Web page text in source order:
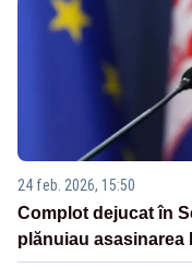
24 feb. 2026, 15:50
Complot dejucat în
plănuiau asasinarea